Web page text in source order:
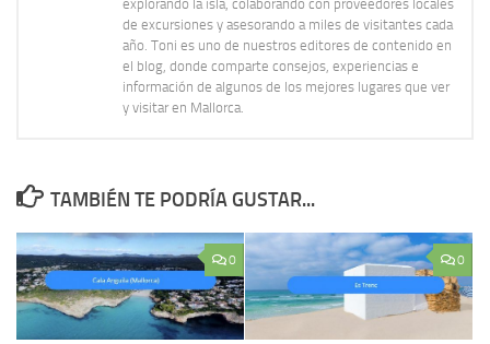
explorando la isla, colaborando con proveedores locales
de excursiones y asesorando a miles de visitantes cada
año. Toni es uno de nuestros editores de contenido en
el blog, donde comparte consejos, experiencias e
información de algunos de los mejores lugares que ver
y visitar en Mallorca.
TAMBIÉN TE PODRÍA GUSTAR...
0 0